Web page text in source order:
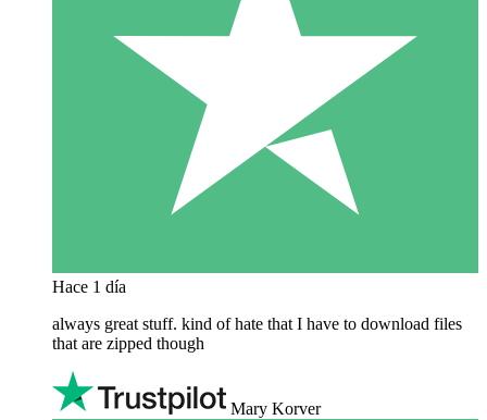
Hace 1 día
always great stuff. kind of hate that I have to download files
that are zipped though
Mary Korver